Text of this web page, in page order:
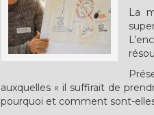
La
auxquelles « il suffirait de
pourquoi et comment sont-